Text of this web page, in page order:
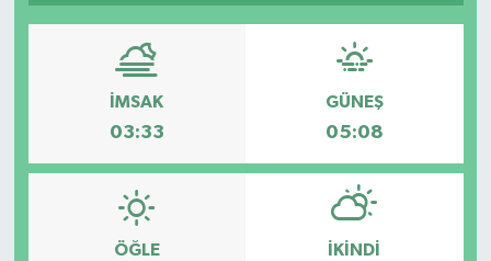
İMSAK
03:33
GÜNEŞ
05:08
ÖĞLE İKINDI